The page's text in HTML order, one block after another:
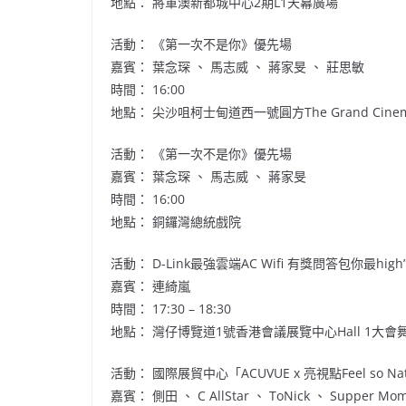
活動： 《第一次不是你》優先場
嘉賓： 葉念琛 、 馬志威 、 蔣家旻 、 莊思敏
時間： 16:00
地點： 尖沙咀柯士甸道西一號圓方The Grand
活動： 《第一次不是你》優先場
嘉賓： 葉念琛 、 馬志威 、 蔣家旻
時間： 16:00
地點： 銅鑼灣總統戲院
活動： D-Link最強雲端AC Wifi 有獎問答包你最
嘉賓： 連綺嵐
時間： 17:30 – 18:30
地點： 灣仔博覽道1號香港會議展覽中心Hall 1大會
活動： 國際展貿中心「ACUVUE x 亮視點Feel so
嘉賓： 側田 、 C AllStar 、 ToNick 、 Supper